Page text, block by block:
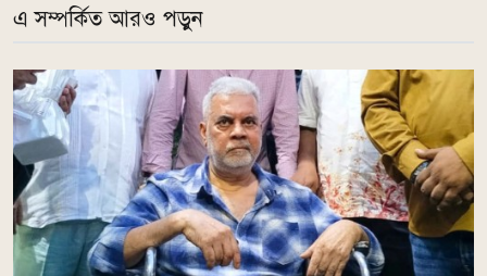
এ সম্পর্কিত আরও পড়ুন